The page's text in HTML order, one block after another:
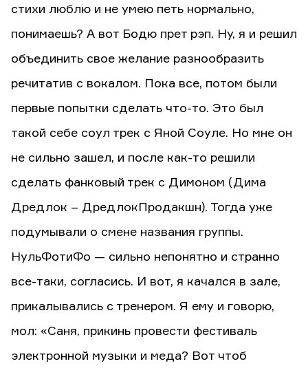
стихи люблю и не умею петь нормально,
понимаешь? А вот Бодю прет рэп. Ну, я и решил
объединить свое желание разнообразить
речитатив с вокалом. Пока все, потом были
первые попытки сделать что-то. Это был
такой себе соул трек с Яной Соуле. Но мне он
не сильно зашел, и после как-то решили
сделать фанковый трек с Димоном (Дима
Дредлок – ДредлокПродакшн). Тогда уже
подумывали о смене названия группы.
НульФотиФо — сильно непонятно и странно
все-таки, согласись. И вот, я качался в зале,
прикалывались с тренером. Я ему и говорю,
мол: «Саня, прикинь провести фестиваль
электронной музыки и меда? Вот чтоб